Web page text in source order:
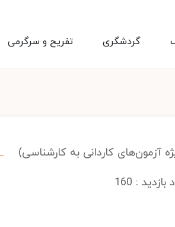
تفریح و سرگرمی گردشگری
آزمون‌های کاردانی به کارشناسی)
: 160